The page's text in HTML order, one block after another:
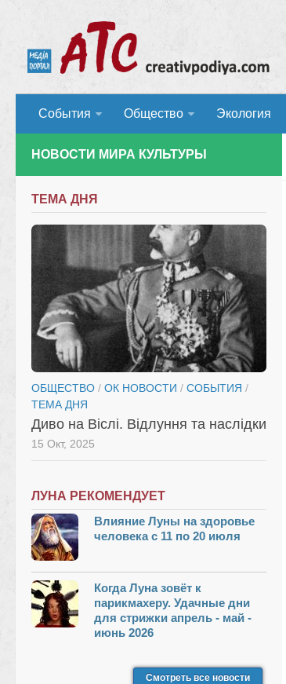
События Общество Экология
НОВОСТИ МИРА КУЛЬТУРЫ
ТЕМА ДНЯ
ОБЩЕСТВО / ОК НОВОСТИ / СОБЫТИЯ /
ТЕМА ДНЯ
Диво на Віслі. Відлуння та наслідки
15 Окт, 2025
ЛУНА РЕКОМЕНДУЕТ
Влияние Луны на здоровье
человека с 11 по 20 июля
Когда Луна зовёт к
парикмахеру. Удачные дни
для стрижки апрель - май -
июнь 2026
Смотреть все новости